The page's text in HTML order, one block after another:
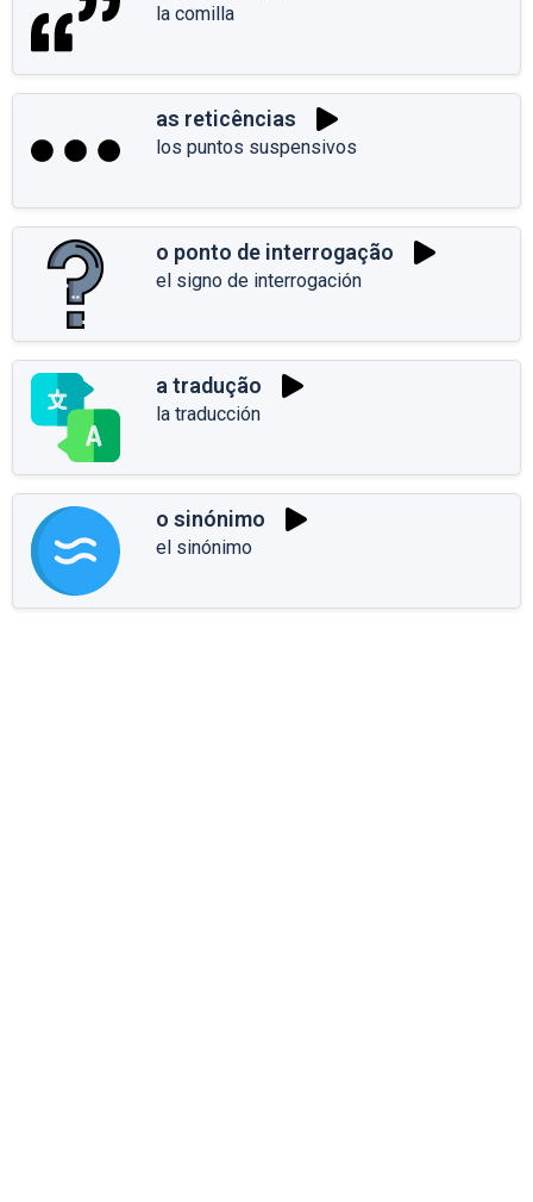
la comilla
as reticências
los puntos suspensivos
o ponto de interrogação
el signo de interrogación
a tradução
la traducción
o sinónimo
el sinónimo